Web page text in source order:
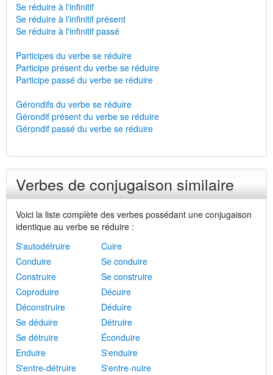
Se réduire à l'infinitif
Se réduire à l'infinitif présent
Se réduire à l'infinitif passé
Participes du verbe se réduire
Participe présent du verbe se réduire
Participe passé du verbe se réduire
Gérondifs du verbe se réduire
Gérondif présent du verbe se réduire
Gérondif passé du verbe se réduire
Verbes de conjugaison similaire
Voici la liste complète des verbes possédant une conjugaison
identique au verbe se réduire :
S'autodétruire
Cuire
Conduire
Se conduire
Construire
Se construire
Coproduire
Décuire
Déconstruire
Déduire
Se déduire
Détruire
Se détruire
Éconduire
Enduire
S'enduire
S'entre-détruire
S'entre-nuire